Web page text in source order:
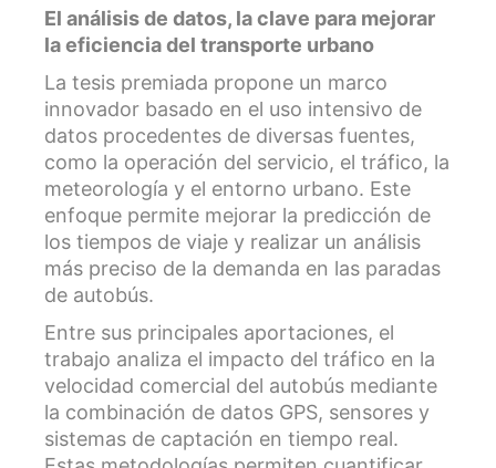
El análisis de datos, la clave para mejorar
la eficiencia del transporte urbano
La tesis premiada propone un marco
innovador basado en el uso intensivo de
datos procedentes de diversas fuentes,
como la operación del servicio, el tráfico, la
meteorología y el entorno urbano. Este
enfoque permite mejorar la predicción de
los tiempos de viaje y realizar un análisis
más preciso de la demanda en las paradas
de autobús.
Entre sus principales aportaciones, el
trabajo analiza el impacto del tráfico en la
velocidad comercial del autobús mediante
la combinación de datos GPS, sensores y
sistemas de captación en tiempo real.